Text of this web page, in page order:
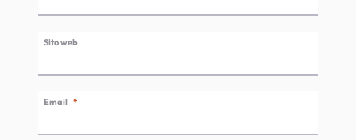
Sito web
Email